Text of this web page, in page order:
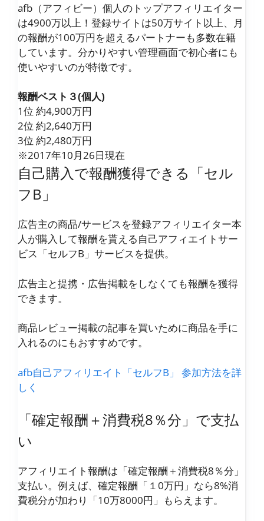
afb（アフィビー）個人のトップアフィリエイター
は4900万以上！登録サイトは50万サイト以上、月
の報酬が100万円を超えるパートナーも多数在籍
しています。分かりやすい管理画面で初心者にも
使いやすいのが特徴です。
報酬ベスト３(個人)
1位 約4,900万円
2位 約2,640万円
3位 約2,480万円
※2017年10月26日現在
自己購入で報酬獲得できる「セル
フB」
広告主の商品/サービスを登録アフィリエイター本
人が購入して報酬を貰える自己アフィエイトサー
ビス「セルフB」サービスを提供。
広告主と提携・広告掲載をしなくても報酬を獲得
できます。
商品レビュー掲載の記事を買いために商品を手に
入れるのにもおすすめです。
afb自己アフィリエイト「セルフB」 参加方法を詳
しく
「確定報酬＋消費税8％分」で支払
い
アフィリエイト報酬は「確定報酬＋消費税8％分」
支払い。例えば、確定報酬「１0万円」なら8%消
費税分が加わり「10万8000円」もらえます。